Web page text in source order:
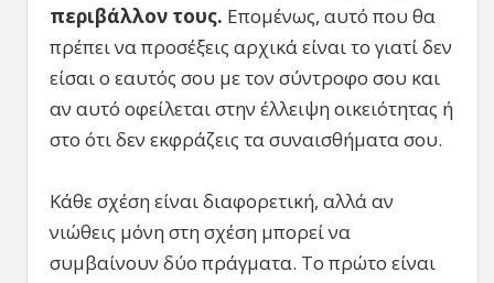
περιβάλλον τους. Επομένως, αυτό που θα
πρέπει να προσέξεις αρχικά είναι το γιατί δεν
είσαι ο εαυτός σου με τον σύντροφο σου και
αν αυτό οφείλεται στην έλλειψη οικειότητας ή
στο ότι δεν εκφράζεις τα συναισθήματα σου.
Κάθε σχέση είναι διαφορετική, αλλά αν
νιώθεις μόνη στη σχέση μπορεί να
συμβαίνουν δύο πράγματα. Το πρώτο είναι